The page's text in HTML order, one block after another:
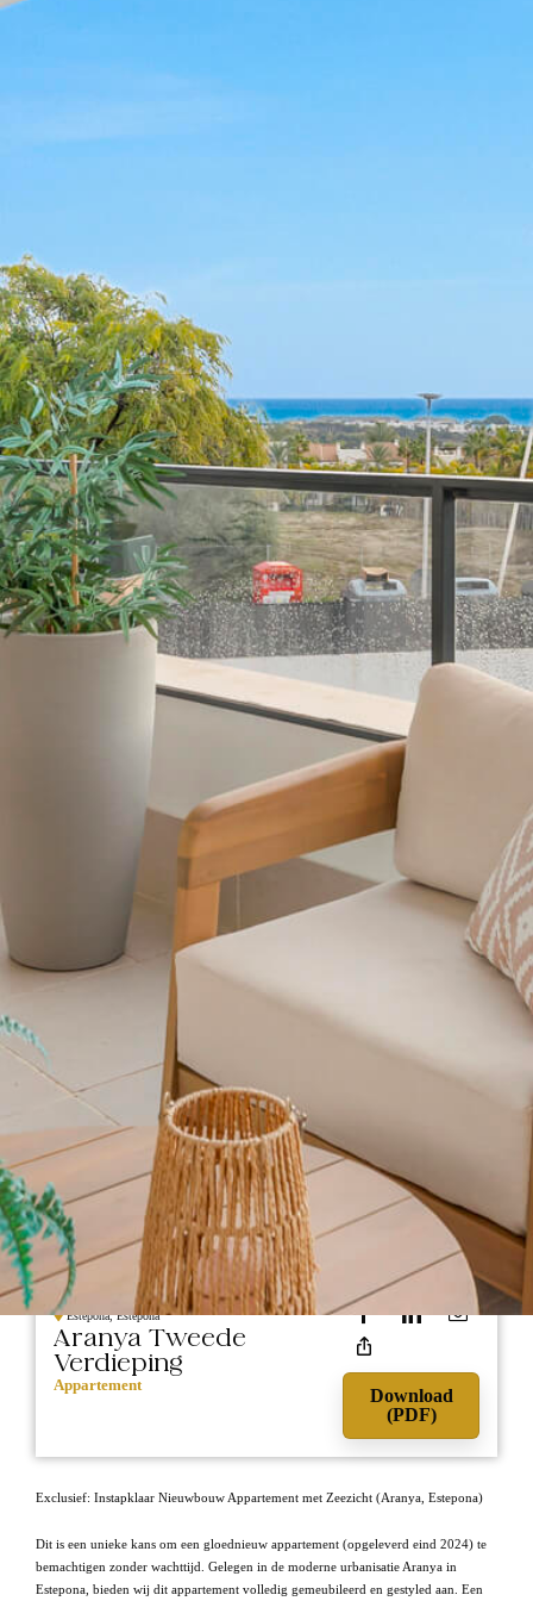
EIGEN LISTINGS
Estepona, Estepona
Aranya Tweede
Verdieping
Appartement
475.000
Download
(PDF)
Exclusief: Instapklaar Nieuwbouw Appartement met Zeezicht (Aranya, Estepona)
Dit is een unieke kans om een gloednieuw appartement (opgeleverd eind 2024) te
bemachtigen zonder wachttijd. Gelegen in de moderne urbanisatie Aranya in
Estepona, bieden wij dit appartement volledig gemeubileerd en gestyled aan. Een